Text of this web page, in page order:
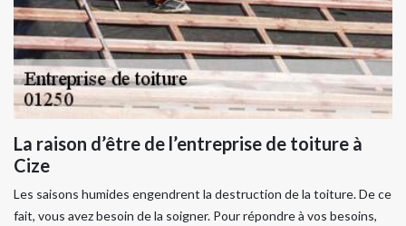
La raison d’être de l’entreprise de toiture à
Cize
Les saisons humides engendrent la destruction de la toiture. De ce
fait, vous avez besoin de la soigner. Pour répondre à vos besoins,